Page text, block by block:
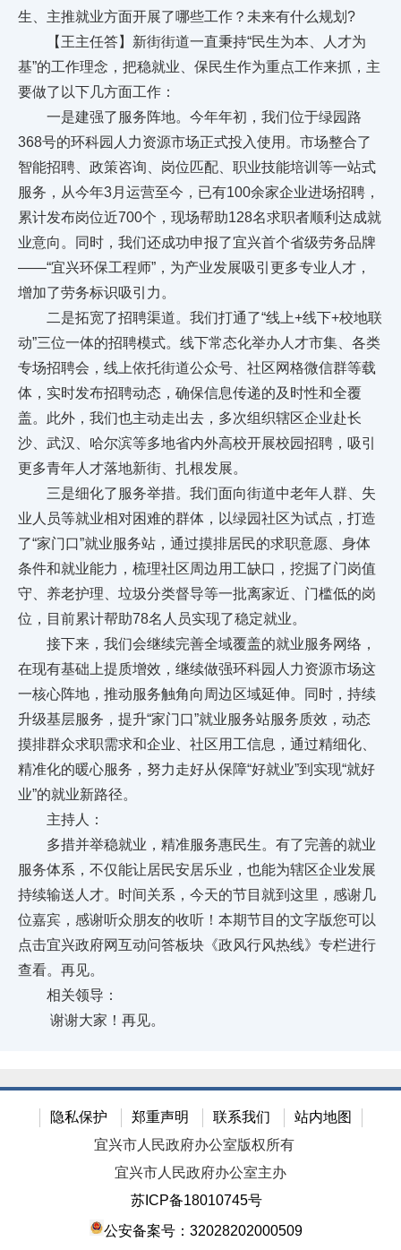
生、主推就业方面开展了哪些工作？未来有什么规划?
【王主任答】新街街道一直秉持“民生为本、人才为
基”的工作理念，把稳就业、保民生作为重点工作来抓，主
要做了以下几方面工作：
一是建强了服务阵地。今年年初，我们位于绿园路
368号的环科园人力资源市场正式投入使用。市场整合了
智能招聘、政策咨询、岗位匹配、职业技能培训等一站式
服务，从今年3月运营至今，已有100余家企业进场招聘，
累计发布岗位近700个，现场帮助128名求职者顺利达成就
业意向。同时，我们还成功申报了宜兴首个省级劳务品牌
——“宜兴环保工程师”，为产业发展吸引更多专业人才，
增加了劳务标识吸引力。
二是拓宽了招聘渠道。我们打通了“线上+线下+校地联
动”三位一体的招聘模式。线下常态化举办人才市集、各类
专场招聘会，线上依托街道公众号、社区网格微信群等载
体，实时发布招聘动态，确保信息传递的及时性和全覆
盖。此外，我们也主动走出去，多次组织辖区企业赴长
沙、武汉、哈尔滨等多地省内外高校开展校园招聘，吸引
更多青年人才落地新街、扎根发展。
三是细化了服务举措。我们面向街道中老年人群、失
业人员等就业相对困难的群体，以绿园社区为试点，打造
了“家门口”就业服务站，通过摸排居民的求职意愿、身体
条件和就业能力，梳理社区周边用工缺口，挖掘了门岗值
守、养老护理、垃圾分类督导等一批离家近、门槛低的岗
位，目前累计帮助78名人员实现了稳定就业。
接下来，我们会继续完善全域覆盖的就业服务网络，
在现有基础上提质增效，继续做强环科园人力资源市场这
一核心阵地，推动服务触角向周边区域延伸。同时，持续
升级基层服务，提升“家门口”就业服务站服务质效，动态
摸排群众求职需求和企业、社区用工信息，通过精细化、
精准化的暖心服务，努力走好从保障“好就业”到实现“就好
业”的就业新路径。
主持人：
多措并举稳就业，精准服务惠民生。有了完善的就业
服务体系，不仅能让居民安居乐业，也能为辖区企业发展
持续输送人才。时间关系，今天的节目就到这里，感谢几
位嘉宾，感谢听众朋友的收听！本期节目的文字版您可以
点击宜兴政府网互动问答板块《政风行风热线》专栏进行
查看。再见。
相关领导：
谢谢大家！再见。
隐私保护 郑重声明 联系我们
站内地图
宜兴市人民政府办公室版权所有
宜兴市人民政府办公室主办
苏ICP备18010745号
公安备案号：32028202000509